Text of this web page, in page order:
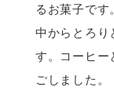
るお菓子です
中からとろり
す。コーヒー
ごしました。